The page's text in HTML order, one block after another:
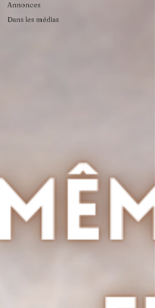
Annonces
Dans les médias